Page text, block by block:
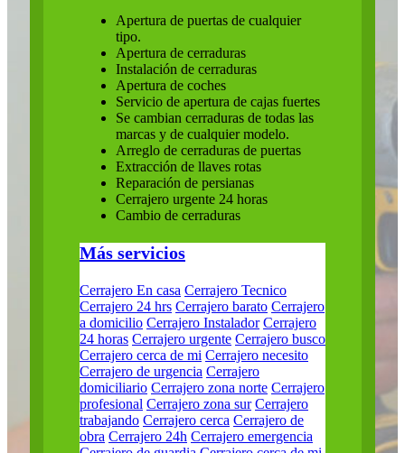
Apertura de puertas de cualquier
tipo.
Apertura de cerraduras
Instalación de cerraduras
Apertura de coches
Servicio de apertura de cajas fuertes
Se cambian cerraduras de todas las
marcas y de cualquier modelo.
Arreglo de cerraduras de puertas
Extracción de llaves rotas
Reparación de persianas
Cerrajero urgente 24 horas
Cambio de cerraduras
Más servicios
Cerrajero En casa Cerrajero Tecnico
Cerrajero 24 hrs Cerrajero barato Cerrajero
a domicilio Cerrajero Instalador Cerrajero
24 horas Cerrajero urgente Cerrajero busco
Cerrajero cerca de mi Cerrajero necesito
Cerrajero de urgencia Cerrajero
domiciliario Cerrajero zona norte Cerrajero
profesional Cerrajero zona sur Cerrajero
trabajando Cerrajero cerca Cerrajero de
obra Cerrajero 24h Cerrajero emergencia